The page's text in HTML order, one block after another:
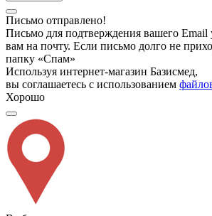
Письмо отправлено!
Письмо для подтверждения вашего Email
вам на почту. Если письмо долго не
папку «Спам»
Используя интернет-магазин Базисмед,
вы соглашаетесь с использованием
Хорошо